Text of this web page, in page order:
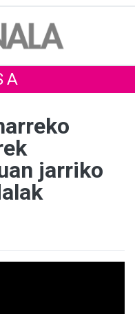
jarriko